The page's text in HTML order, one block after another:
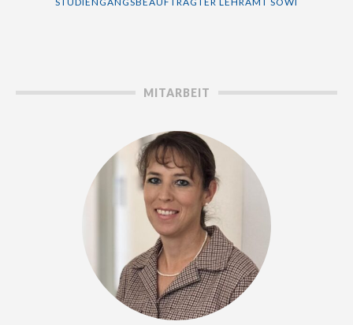
MITARBEIT